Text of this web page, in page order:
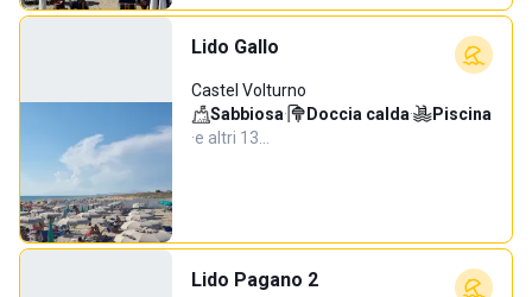
Lido Gallo
Castel Volturno
Sabbiosa· Doccia calda·
Piscina
·e altri 13…
Lido Pagano 2